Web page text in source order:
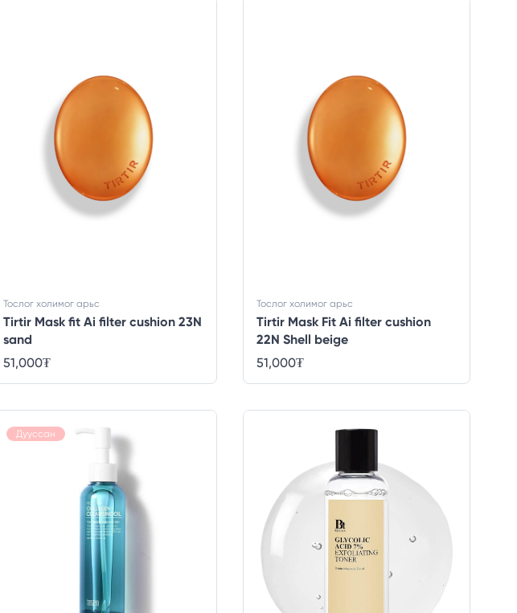
Tirtir Mask fit Ai filter cushion 23N
sand
Тослог холимог арьс
51,000₮
Tirtir Mask Fit Ai filter cushion
22N Shell beige
Тослог холимог арьс
51,000₮
Дууссан